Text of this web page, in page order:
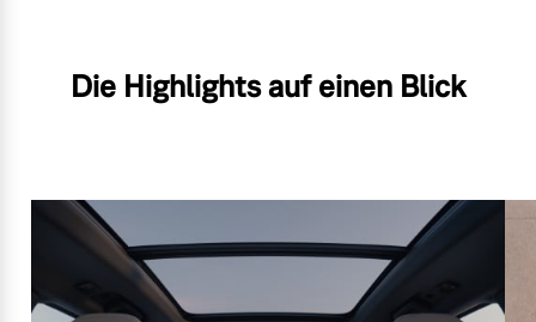
Die Highlights auf einen Blick